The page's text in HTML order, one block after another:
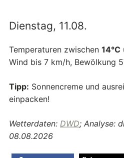
Dienstag, 11.08.
Temperaturen zwischen 14°C
Wind bis 7 km/h, Bewölkung
Tipp: Sonnencreme und
einpacken!
Wetterdaten: DWD; Analyse:
08.08.2026